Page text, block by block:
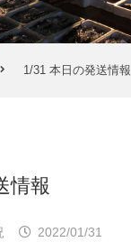
1/31 本日の発送情報
情報
2022/01/31